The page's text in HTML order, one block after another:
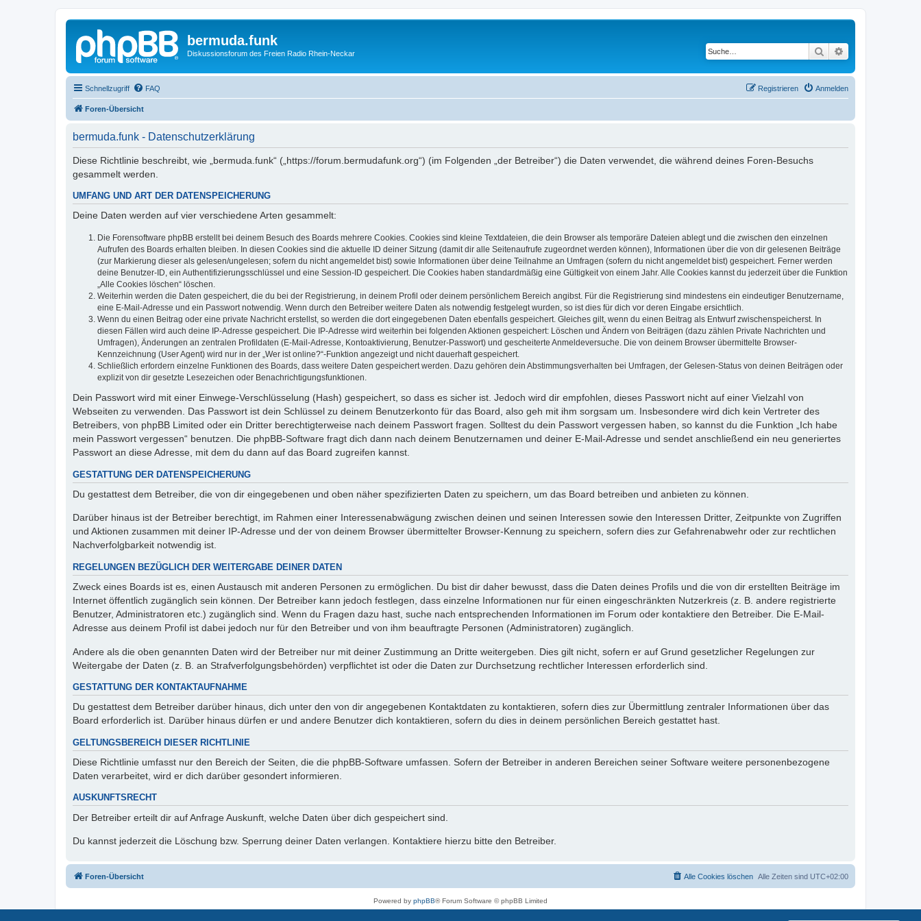
bermuda.funk
Diskussionsforum des Freien Radio Rhein-Neckar Suche
Schnellzugriff FAQ Anmelden
Registrieren
Foren-Übersicht
bermuda.funk - Datenschutzerklärung
Diese Richtlinie beschreibt, wie „bermuda.funk“ („https://forum.bermudafunk.org“) (im Folgenden „der Betreiber“) die Daten verwendet, die während deines Foren-Besuchs
gesammelt werden.
UMFANG UND ART DER DATENSPEICHERUNG
Deine Daten werden auf vier verschiedene Arten gesammelt:
Die Forensoftware phpBB erstellt bei deinem Besuch des Boards mehrere Cookies. Cookies sind kleine Textdateien, die dein Browser als temporäre Dateien ablegt und die zwischen den einzelnen
Aufrufen des Boards erhalten bleiben. In diesen Cookies sind die aktuelle ID deiner Sitzung (damit dir alle Seitenaufrufe zugeordnet werden können), Informationen über die von dir gelesenen Beiträge
(zur Markierung dieser als gelesen/ungelesen; sofern du nicht angemeldet bist) sowie Informationen über deine Teilnahme an Umfragen (sofern du nicht angemeldet bist) gespeichert. Ferner werden
deine Benutzer-ID, ein Authentifizierungsschlüssel und eine Session-ID gespeichert. Die Cookies haben standardmäßig eine Gültigkeit von einem Jahr. Alle Cookies kannst du jederzeit über die Funktion
„Alle Cookies löschen“ löschen.
Weiterhin werden die Daten gespeichert, die du bei der Registrierung, in deinem Profil oder deinem persönlichem Bereich angibst. Für die Registrierung sind mindestens ein eindeutiger Benutzername,
eine E-Mail-Adresse und ein Passwort notwendig. Wenn durch den Betreiber weitere Daten als notwendig festgelegt wurden, so ist dies für dich vor deren Eingabe ersichtlich.
Wenn du einen Beitrag oder eine private Nachricht erstellst, so werden die dort eingegebenen Daten ebenfalls gespeichert. Gleiches gilt, wenn du einen Beitrag als Entwurf zwischenspeicherst. In
diesen Fällen wird auch deine IP-Adresse gespeichert. Die IP-Adresse wird weiterhin bei folgenden Aktionen gespeichert: Löschen und Ändern von Beiträgen (dazu zählen Private Nachrichten und
Umfragen), Änderungen an zentralen Profildaten (E-Mail-Adresse, Kontoaktivierung, Benutzer-Passwort) und gescheiterte Anmeldeversuche. Die von deinem Browser übermittelte Browser-
Kennzeichnung (User Agent) wird nur in der „Wer ist online?“-Funktion angezeigt und nicht dauerhaft gespeichert.
Schließlich erfordern einzelne Funktionen des Boards, dass weitere Daten gespeichert werden. Dazu gehören dein Abstimmungsverhalten bei Umfragen, der Gelesen-Status von deinen Beiträgen oder
explizit von dir gesetzte Lesezeichen oder Benachrichtigungsfunktionen.
Dein Passwort wird mit einer Einwege-Verschlüsselung (Hash) gespeichert, so dass es sicher ist. Jedoch wird dir empfohlen, dieses Passwort nicht auf einer Vielzahl von
Webseiten zu verwenden. Das Passwort ist dein Schlüssel zu deinem Benutzerkonto für das Board, also geh mit ihm sorgsam um. Insbesondere wird dich kein Vertreter des
Betreibers, von phpBB Limited oder ein Dritter berechtigterweise nach deinem Passwort fragen. Solltest du dein Passwort vergessen haben, so kannst du die Funktion „Ich habe
mein Passwort vergessen“ benutzen. Die phpBB-Software fragt dich dann nach deinem Benutzernamen und deiner E-Mail-Adresse und sendet anschließend ein neu generiertes
Passwort an diese Adresse, mit dem du dann auf das Board zugreifen kannst.
GESTATTUNG DER DATENSPEICHERUNG
Du gestattest dem Betreiber, die von dir eingegebenen und oben näher spezifizierten Daten zu speichern, um das Board betreiben und anbieten zu können.
Darüber hinaus ist der Betreiber berechtigt, im Rahmen einer Interessenabwägung zwischen deinen und seinen Interessen sowie den Interessen Dritter, Zeitpunkte von Zugriffen
und Aktionen zusammen mit deiner IP-Adresse und der von deinem Browser übermittelter Browser-Kennung zu speichern, sofern dies zur Gefahrenabwehr oder zur rechtlichen
Nachverfolgbarkeit notwendig ist.
REGELUNGEN BEZÜGLICH DER WEITERGABE DEINER DATEN
Zweck eines Boards ist es, einen Austausch mit anderen Personen zu ermöglichen. Du bist dir daher bewusst, dass die Daten deines Profils und die von dir erstellten Beiträge im
Internet öffentlich zugänglich sein können. Der Betreiber kann jedoch festlegen, dass einzelne Informationen nur für einen eingeschränkten Nutzerkreis (z. B. andere registrierte
Benutzer, Administratoren etc.) zugänglich sind. Wenn du Fragen dazu hast, suche nach entsprechenden Informationen im Forum oder kontaktiere den Betreiber. Die E-Mail-
Adresse aus deinem Profil ist dabei jedoch nur für den Betreiber und von ihm beauftragte Personen (Administratoren) zugänglich.
Andere als die oben genannten Daten wird der Betreiber nur mit deiner Zustimmung an Dritte weitergeben. Dies gilt nicht, sofern er auf Grund gesetzlicher Regelungen zur
Weitergabe der Daten (z. B. an Strafverfolgungsbehörden) verpflichtet ist oder die Daten zur Durchsetzung rechtlicher Interessen erforderlich sind.
GESTATTUNG DER KONTAKTAUFNAHME
Du gestattest dem Betreiber darüber hinaus, dich unter den von dir angegebenen Kontaktdaten zu kontaktieren, sofern dies zur Übermittlung zentraler Informationen über das
Board erforderlich ist. Darüber hinaus dürfen er und andere Benutzer dich kontaktieren, sofern du dies in deinem persönlichen Bereich gestattet hast.
GELTUNGSBEREICH DIESER RICHTLINIE
Diese Richtlinie umfasst nur den Bereich der Seiten, die die phpBB-Software umfassen. Sofern der Betreiber in anderen Bereichen seiner Software weitere personenbezogene
Daten verarbeitet, wird er dich darüber gesondert informieren.
AUSKUNFTSRECHT
Der Betreiber erteilt dir auf Anfrage Auskunft, welche Daten über dich gespeichert sind.
Du kannst jederzeit die Löschung bzw. Sperrung deiner Daten verlangen. Kontaktiere hierzu bitte den Betreiber.
Foren-Übersicht Alle Zeiten sind UTC+02:00
Alle Cookies löschen
Powered by phpBB® Forum Software © phpBB Limited